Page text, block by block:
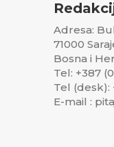
Adresa:
71000
Bosna i
Tel: +387
Tel (desk):
E-mail :